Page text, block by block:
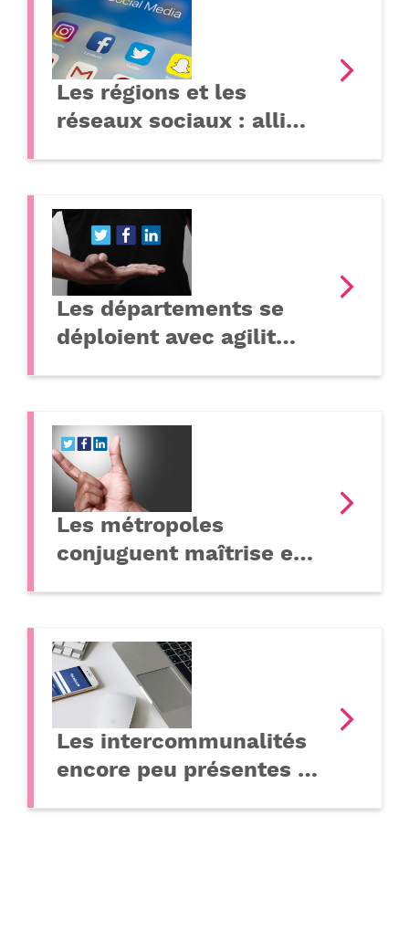
Les régions et les
réseaux sociaux : alli…
Les départements se
déploient avec agilit…
Les métropoles
conjuguent maîtrise e…
Les intercommunalités
encore peu présentes …